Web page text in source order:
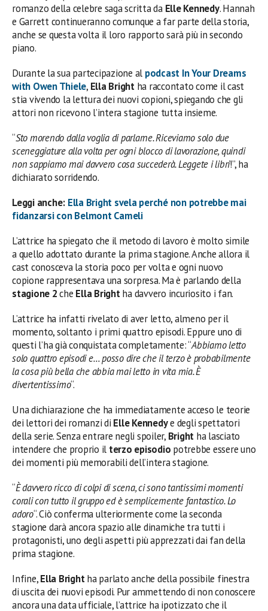
romanzo della celebre saga scritta da Elle Kennedy. Hannah
e Garrett continueranno comunque a far parte della storia,
anche se questa volta il loro rapporto sarà più in secondo
piano.
Durante la sua partecipazione al podcast In Your Dreams
with Owen Thiele, Ella Brightha raccontato come il cast
stia vivendo la lettura dei nuovi copioni, spiegando che gli
attori non ricevono l’intera stagione tutta insieme.
“Sto morendo dalla voglia di parlarne. Riceviamo solo due
sceneggiature alla volta per ogni blocco di lavorazione, quindi
non sappiamo mai davvero cosa succederà. Leggete i libri!”, ha
dichiarato sorridendo.
Leggi anche: Ella Bright svela perché non potrebbe mai
fidanzarsi con Belmont Cameli
L’attrice ha spiegato che il metodo di lavoro è molto simile
a quello adottato durante la prima stagione. Anche allora il
cast conosceva la storia poco per volta e ogni nuovo
copione rappresentava una sorpresa. Ma è parlando della
stagione 2che Ella Brightha davvero incuriosito i fan.
L’attrice ha infatti rivelato di aver letto, almeno per il
momento, soltanto i primi quattro episodi. Eppure uno di
questi l’ha già conquistata completamente: “Abbiamo letto
solo quattro episodi e… posso dire che il terzo è probabilmente
la cosa più bella che abbia mai letto in vita mia. È
divertentissimo“.
Una dichiarazione che ha immediatamente acceso le teorie
dei lettori dei romanzi di Elle Kennedye degli spettatori
della serie. Senza entrare negli spoiler, Bright ha lasciato
intendere che proprio il terzo episodio potrebbe essere uno
dei momenti più memorabili dell’intera stagione.
“È davvero ricco di colpi di scena, ci sono tantissimi momenti
corali con tutto il gruppo ed è semplicemente fantastico. Lo
adoro“. Ciò conferma ulteriormente come la seconda
stagione darà ancora spazio alle dinamiche tra tutti i
protagonisti, uno degli aspetti più apprezzati dai fan della
prima stagione.
Infine,Ella Brightha parlato anche della possibile finestra
di uscita dei nuovi episodi. Pur ammettendo di non conoscere
ancora una data ufficiale, l’attrice ha ipotizzato che il